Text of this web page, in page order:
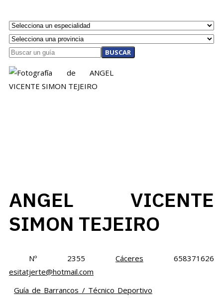
BUSCAR
ANGEL VICENTE
SIMON TEJEIRO
Nº 2355 Cáceres
658371626
esitatjerte@hotmail.com
Guía de Barrancos / Técnico Deportivo